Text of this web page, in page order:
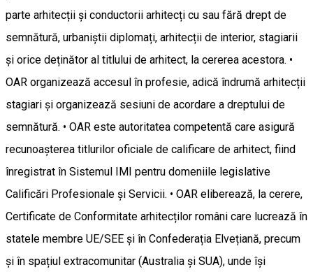
parte arhitecții și conductorii arhitecți cu sau fără drept de
semnătură, urbaniștii diplomați, arhitecții de interior, stagiarii
și orice deținător al titlului de arhitect, la cererea acestora. •
OAR organizează accesul în profesie, adică îndrumă arhitecții
stagiari și organizează sesiuni de acordare a dreptului de
semnătură. • OAR este autoritatea competentă care asigură
recunoașterea titlurilor oficiale de calificare de arhitect, fiind
înregistrat în Sistemul IMI pentru domeniile legislative
Calificări Profesionale și Servicii. • OAR eliberează, la cerere,
Certificate de Conformitate arhitecților români care lucrează în
statele membre UE/SEE și în Confederația Elvețiană, precum
și în spațiul extracomunitar (Australia și SUA), unde își